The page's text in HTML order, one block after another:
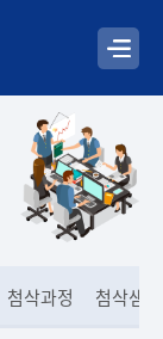
첨삭과정 첨삭샘플